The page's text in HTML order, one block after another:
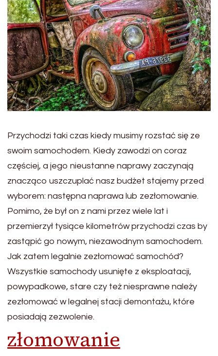
Przychodzi taki czas kiedy musimy rozstać się ze
swoim samochodem. Kiedy zawodzi on coraz
częściej, a jego nieustanne naprawy zaczynają
znacząco uszczuplać nasz budżet stajemy przed
wyborem: następna naprawa lub zezłomowanie.
Pomimo, że był on z nami przez wiele lat i
przemierzył tysiące kilometrów przychodzi czas by
zastąpić go nowym, niezawodnym samochodem.
Jak zatem legalnie zezłomować samochód?
Wszystkie samochody usunięte z eksploatacji,
powypadkowe, stare czy też niesprawne należy
zezłomować w legalnej stacji demontażu, które
posiadają zezwolenie.
złomowanie